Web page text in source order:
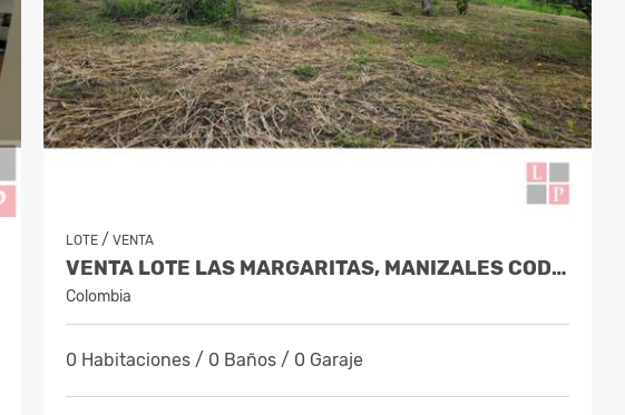
LOTE / VENTA
VENTA LOTE LAS MARGARITAS, MANIZALES COD 9895767
Colombia
0 Habitaciones / 0 Baños / 0 Garaje